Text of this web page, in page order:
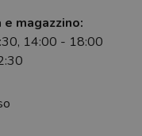
magazzino:
14:00 - 18:00